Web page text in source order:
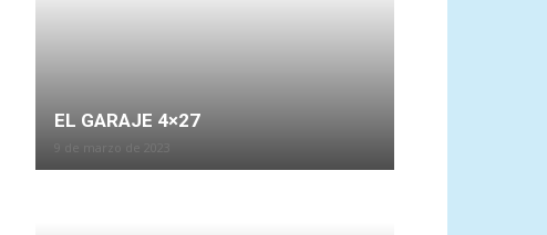
EL GARAJE 4×27